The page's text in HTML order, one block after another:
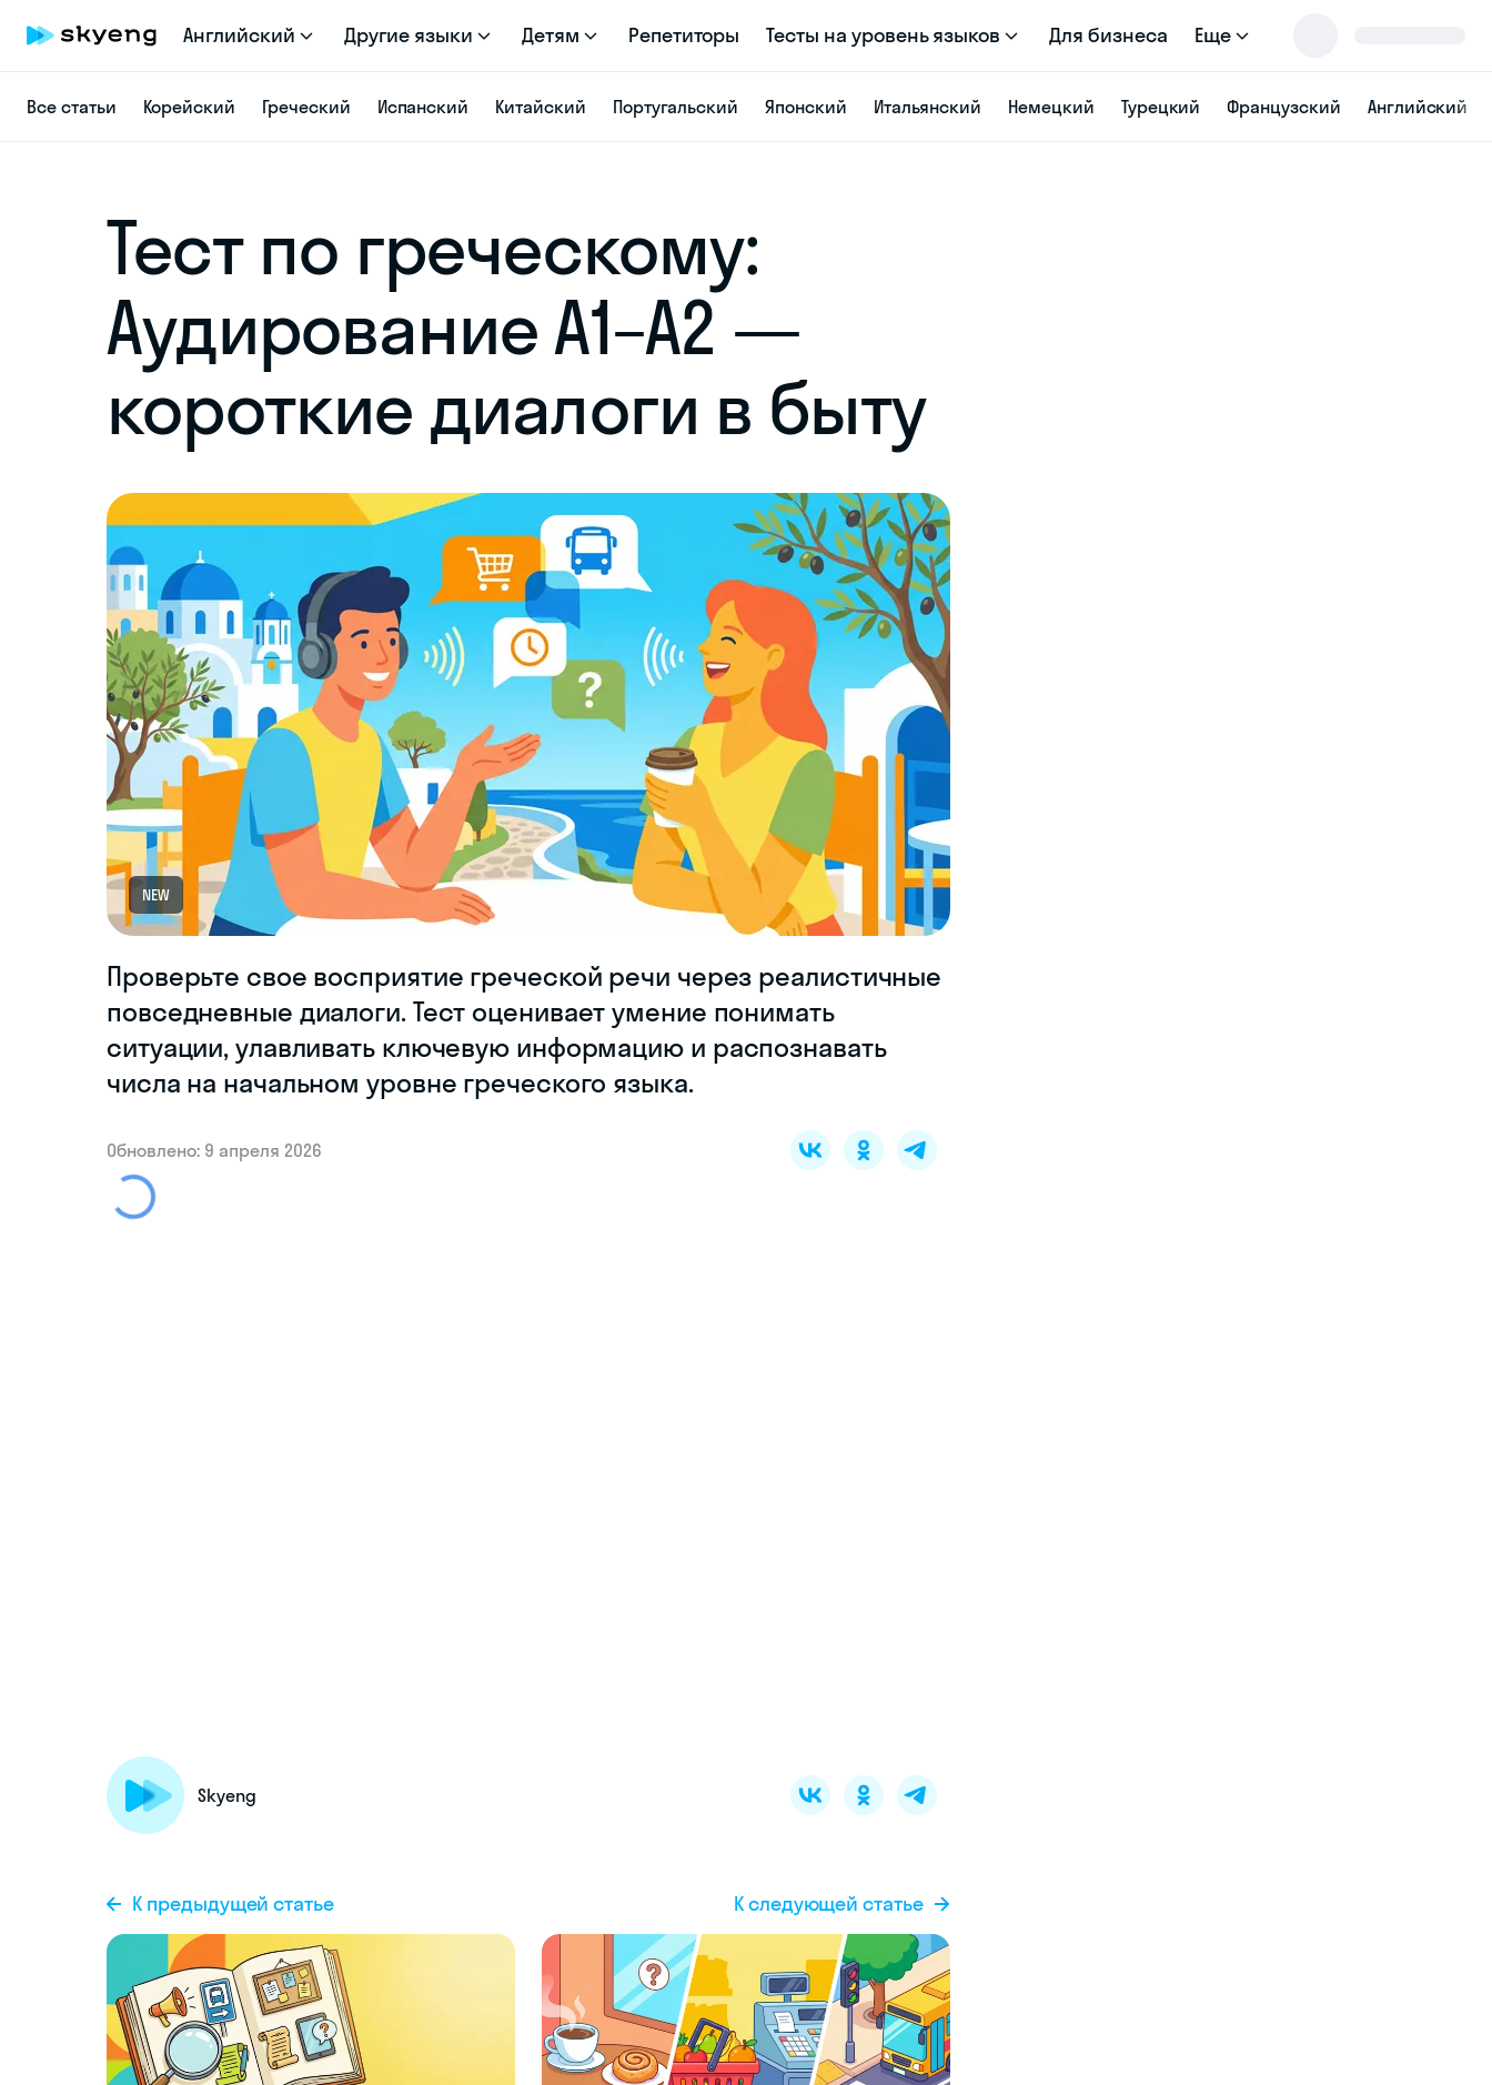
Английский Другие языки Детям Репетиторы Тесты на уровень языков Для бизнеса Еще
Все статьи Корейский Греческий Испанский Китайский Португальский Японский Итальянский Немецкий Турецкий Французский Английский
Тест по греческому:
Аудирование A1–A2 —
короткие диалоги в быту
NEW
Проверьте свое восприятие греческой речи через реалистичные
повседневные диалоги. Тест оценивает умение понимать
ситуации, улавливать ключевую информацию и распознавать
числа на начальном уровне греческого языка.
Обновлено: 9 апреля 2026
Skyeng
К предыдущей статье К следующей статье